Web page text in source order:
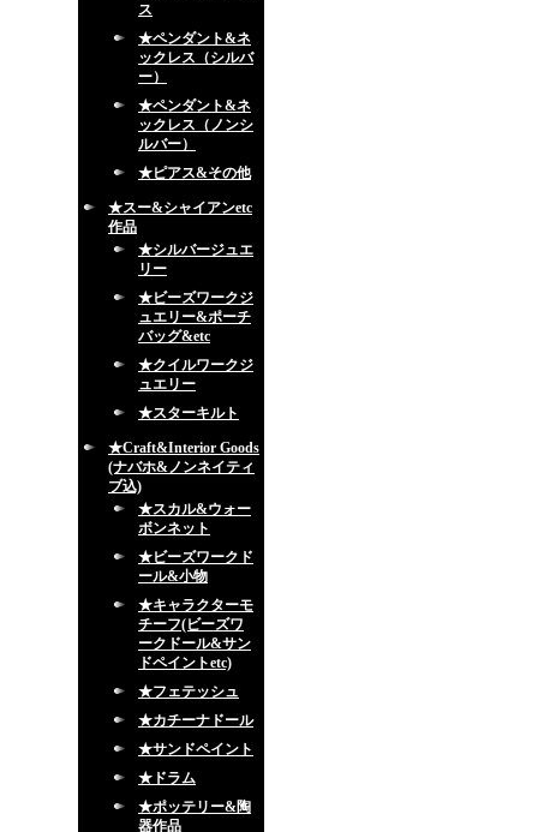
ス
★ペンダント&ネ
ックレス（シルバ
ー）
★ペンダント&ネ
ックレス（ノンシ
ルバー）
★ピアス&その他
★スー&シャイアンetc
作品
★シルバージュエ
リー
★ビーズワークジ
ュエリー&ポーチ
バッグ&etc
★クイルワークジ
ュエリー
★スターキルト
★Craft&Interior Goods
(ナバホ&ノンネイティ
ブ込)
★スカル&ウォー
ボンネット
★ビーズワークド
ール&小物
★キャラクターモ
チーフ(ビーズワ
ークドール&サン
ドペイントetc)
★フェテッシュ
★カチーナドール
★サンドペイント
★ドラム
★ポッテリー&陶
器作品